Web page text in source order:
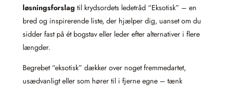
løsningsforslag til krydsordets ledetråd “Eksotisk” – en
bred og inspirerende liste, der hjælper dig, uanset om du
sidder fast på ét bogstav eller leder efter alternativer i flere
længder.
Begrebet “eksotisk” dækker over noget fremmedartet,
usædvanligt eller som hører til i fjerne egne – tænk